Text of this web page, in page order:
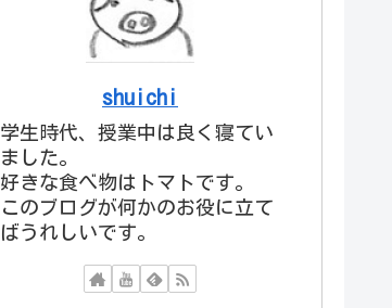
shuichi
学生時代、授業中は良く寝てい
ました。
好きな食べ物はトマトです。
このブログが何かのお役に立て
ばうれしいです。